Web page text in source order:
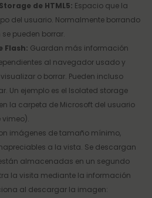
de HTML5: Espacio que la
del usuario. Normalmente borrando
pueden borrar.
Flash: Guardan más información
al navegador usado y
o borrar. Pueden incluso
Un ejemplo es el Isolated storage
la carpeta de Microsoft del usuario
vimeo).
imágenes de tamaño mínimo,
a la vista. Se descargan
almacenadas en un segundo
la visita mediante la información
al descargar la imagen: